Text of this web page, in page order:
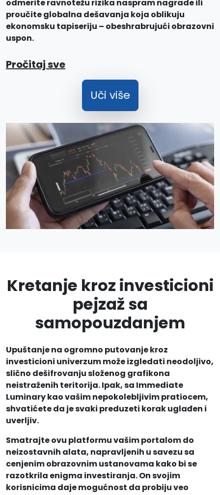
odmerite ravnotežu rizika naspram nagrade ili
proučite globalna dešavanja koja oblikuju
ekonomsku tapiseriju – obeshrabrujući obrazovni
uspon.
Pročitaj sve
Uči više
Kretanje kroz investicioni
pejzaž sa
samopouzdanjem
Upuštanje na ogromno putovanje kroz
investicioni univerzum može izgledati neodoljivo,
slično dešifrovanju složenog grafikona
neistraženih teritorija. Ipak, sa Immediate
Luminary kao vašim nepokolebljivim pratiocem,
shvatićete da je svaki preduzeti korak uglađen i
uverljiv.
Smatrajte ovu platformu vašim portalom do
neizostavnih alata, napravljenih u savezu sa
cenjenim obrazovnim ustanovama kako bi se
razotkrila enigma investiranja. On svojim
korisnicima daje mogućnost da probiju veo